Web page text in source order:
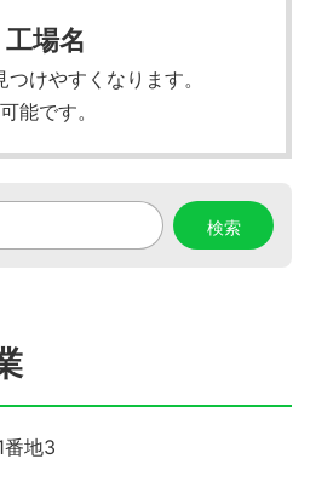
場名
けやすくなります。
能です。
地3